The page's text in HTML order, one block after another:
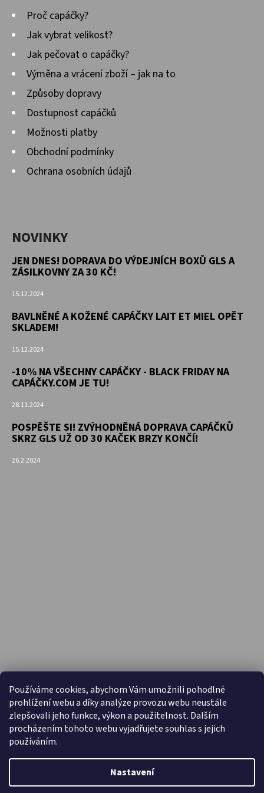
Používáme cookies, abychom Vám umožnili pohodlné
prohlížení webu a díky analýze provozu webu neustále
zlepšovali jeho funkce, výkon a použitelnost. Dalším
procházením tohoto webu vyjadřujete souhlas s jejich
používáním.
Nastavení
Proč capáčky?
Jak vybrat velikost?
Jak pečovat o capáčky?
Výměna a vrácení zboží – jak na to
Způsoby dopravy
Dostupnost capáčků
Možnosti platby
Obchodní podmínky
Ochrana osobních údajů
NOVINKY
JEN DNES! DOPRAVA DO VÝDEJNÍCH BOXŮ GLS A
ZÁSILKOVNY ZA 30 KČ!
15.12.2024
BAVLNĚNÉ A KOŽENÉ CAPÁČKY LAIT ET MIEL OPĚT
SKLADEM!
15.12.2024
-10% NA VŠECHNY CAPÁČKY - BLACK FRIDAY NA
CAPÁČKY.COM JE TU!
28.11.2024
POSPĚŠTE SI! ZVÝHODNĚNÁ DOPRAVA CAPÁČKŮ
SKRZ GLS UŽ OD 30 KAČEK BRZY KONČÍ!
26.2.2024
PŘIJÍMÁME ONLINE PLATBY
Vytvořil Shoptet